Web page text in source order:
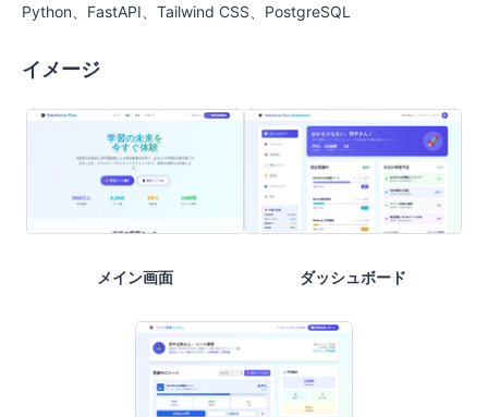
Python、FastAPI、Tailwind CSS、PostgreSQL
イメージ
メイン画面 ダッシュボード